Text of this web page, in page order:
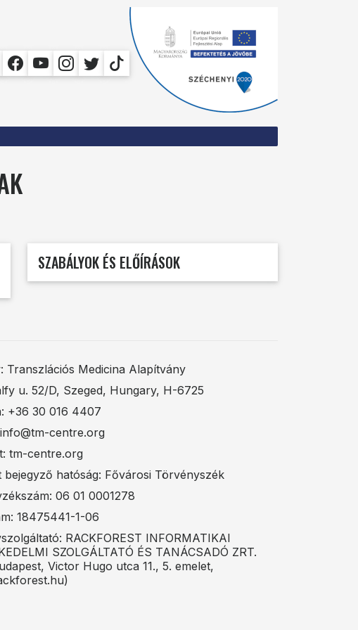
SZABÁLYOK ÉS ELŐÍRÁSOK
Transzlációs Medicina Alapítvány
u. 52/D, Szeged, Hungary, H-6725
+36 30 016 4407
centre.org
tm-centre.org
bejegyző hatóság: Fővárosi Törvényszék
06 01 0001278
18475441-1-06
RACKFOREST INFORMATIKAI
SZOLGÁLTATÓ ÉS TANÁCSADÓ ZRT.
Victor Hugo utca 11., 5. emelet,